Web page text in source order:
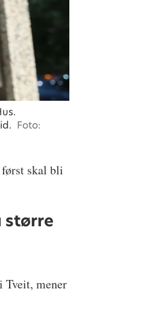
Foto:
skal bli
større
Tveit, mener